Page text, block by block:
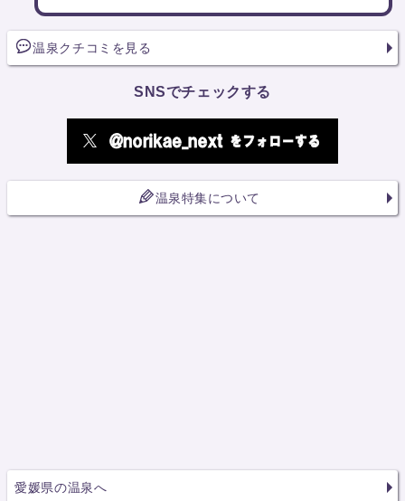
温泉クチコミを見る
SNSでチェックする
温泉特集について
愛媛県の温泉へ